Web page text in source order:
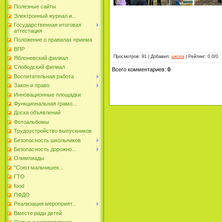
Полезные сайты
Электронный журнал и...
Государственная итоговая
аттестация
Положение о правилах приема
ВПР
Яблоневский филиал
Слободский филиал
Воспитательная работа
Закон и право
Инновационные площадки
Функциональная грамо...
Доска объявлений
Фотоальбомы
Трудоустройство выпускников
Безопасность школьников
Безопасность дорожно...
Олимпиады
"Союз мальчишек...
ГТО
food
ПФДО
Реализация мероприят...
Вместе ради детей
Просмотров: 91 Добавил: школа Рейтинг: 0.0/0
Всего комментариев: 0